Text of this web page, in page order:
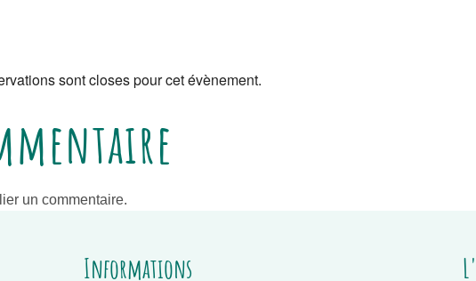
sont closes pour cet évènement.
un commentaire.
Informations